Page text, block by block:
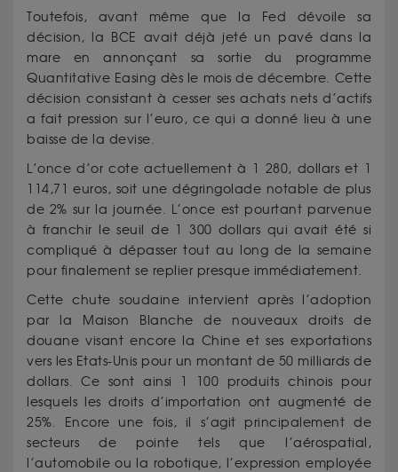
Toutefois, avant même que la Fed dévoile sa
décision, la BCE avait déjà jeté un pavé dans la
mare en annonçant sa sortie du programme
Quantitative Easing dès le mois de décembre. Cette
décision consistant à cesser ses achats nets d’actifs
a fait pression sur l’euro, ce qui a donné lieu à une
baisse de la devise.
L’once d’or cote actuellement à 1 280, dollars et 1
114,71 euros, soit une dégringolade notable de plus
de 2% sur la journée. L’once est pourtant parvenue
à franchir le seuil de 1 300 dollars qui avait été si
compliqué à dépasser tout au long de la semaine
pour finalement se replier presque immédiatement.
Cette chute soudaine intervient après l’adoption
par la Maison Blanche de nouveaux droits de
douane visant encore la Chine et ses exportations
vers les Etats-Unis pour un montant de 50 milliards de
dollars. Ce sont ainsi 1 100 produits chinois pour
lesquels les droits d’importation ont augmenté de
25%. Encore une fois, il s’agit principalement de
secteurs de pointe tels que l’aérospatial,
l’automobile ou la robotique, l’expression employée